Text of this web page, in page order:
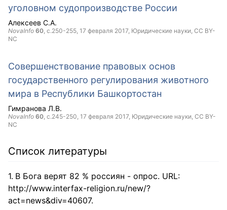
уголовном судопроизводстве России
Алексеев С.А.
NovaInfo 60, с.250-255, 17 февраля 2017, Юридические науки, CC BY-
NC
Совершенствование правовых основ
государственного регулирования животного
мира в Республики Башкортостан
Гимранова Л.В.
NovaInfo 60, с.245-250, 17 февраля 2017, Юридические науки, CC BY-
NC
Список литературы
В Бога верят 82 % россиян - опрос. URL:
http://www.interfax-religion.ru/new/?
act=news&div=40607.